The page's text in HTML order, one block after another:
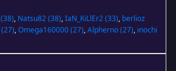
(38), Natsu82(38),IaN_KiLlEr2(33), berlioz
(27),Omega160000(27),Alpherno(27), inochi